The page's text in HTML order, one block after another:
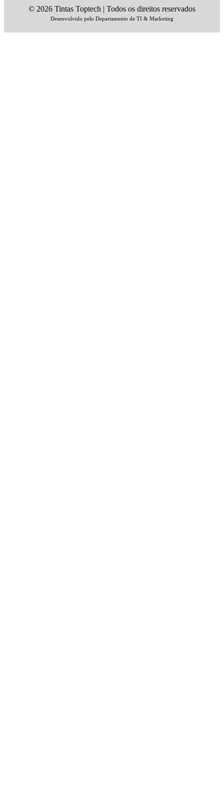
© 2026 Tintas Toptech | Todos os direitos reservados
Desenvolvido pelo Departamento de TI & Marketing